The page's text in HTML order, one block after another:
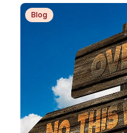
Blog